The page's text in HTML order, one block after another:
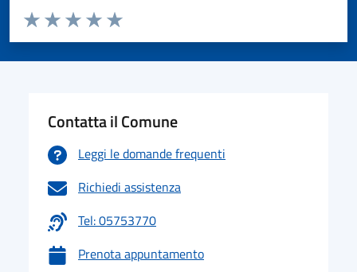
Valuta da 1 a 5 stelle la pagina
Valuta 5 stelle su 5
Valuta 4 stelle su 5
Valuta 3 stelle su 5
Valuta 2 stelle su 5
Valuta 1 stelle su 5
Contatta il Comune
Leggi le domande frequenti
Richiedi assistenza
Tel: 05753770
Prenota appuntamento